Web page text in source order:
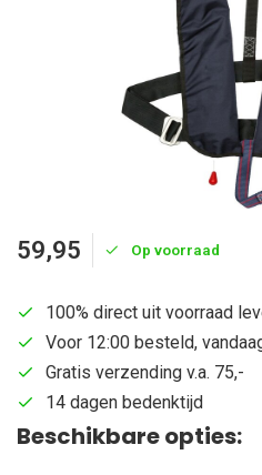
59,95 Op voorraad
100% direct uit voorraad
Voor 12:00 besteld,
Gratis verzending v.a. 75,-
14 dagen bedenktijd
Beschikbare opties: